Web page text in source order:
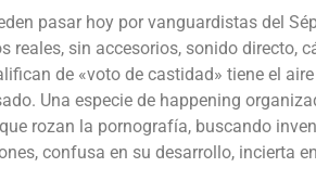
pasar hoy por vanguardistas del
reales, sin accesorios, sonido directo,
de «voto de castidad» tiene el
Una especie de happening
rozan la pornografía, buscando
confusa en su desarrollo, incierta